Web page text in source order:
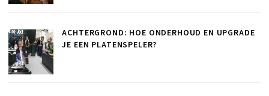
ACHTERGROND: HOE ONDERHOUD EN UPGRADE
JE EEN PLATENSPELER?